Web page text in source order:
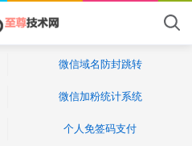
微信域名防封跳转
微信加粉统计系统
个人免签码支付